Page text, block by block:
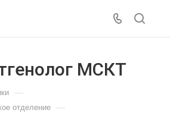
МСКТ
—
отделение —